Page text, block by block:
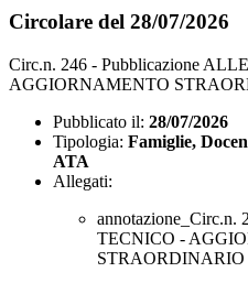
Circolare del 28/07/2026
Circ.n. 246 - Pubblicazione
AGGIORNAMENTO
Pubblicato il: 28/07/2026
Tipologia: Famiglie,
ATA
Allegati:
annotazione_Circ.n.
TECNICO -
STRAORDINARIO